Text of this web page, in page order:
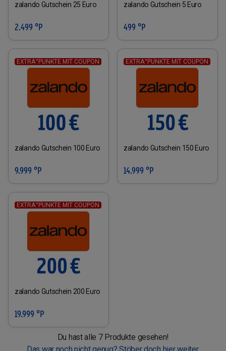
zalando Gutschein 25 Euro
2.499 °P
zalando Gutschein 5 Euro
499 °P
EXTRA°PUNKTE MIT COUPON
zalando Gutschein 100 Euro
9.999 °P
EXTRA°PUNKTE MIT COUPON
zalando Gutschein 150 Euro
14.999 °P
EXTRA°PUNKTE MIT COUPON
zalando Gutschein 200 Euro
19.999 °P
Du hast alle 7 Produkte gesehen!